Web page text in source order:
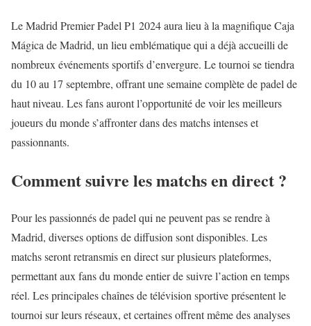
Le Madrid Premier Padel P1 2024 aura lieu à la magnifique Caja
Mágica de Madrid, un lieu emblématique qui a déjà accueilli de
nombreux événements sportifs d’envergure. Le tournoi se tiendra
du 10 au 17 septembre, offrant une semaine complète de padel de
haut niveau. Les fans auront l’opportunité de voir les meilleurs
joueurs du monde s’affronter dans des matchs intenses et
passionnants.
Comment suivre les matchs en direct ?
Pour les passionnés de padel qui ne peuvent pas se rendre à
Madrid, diverses options de diffusion sont disponibles. Les
matchs seront retransmis en direct sur plusieurs plateformes,
permettant aux fans du monde entier de suivre l’action en temps
réel. Les principales chaînes de télévision sportive présentent le
tournoi sur leurs réseaux, et certaines offrent même des analyses